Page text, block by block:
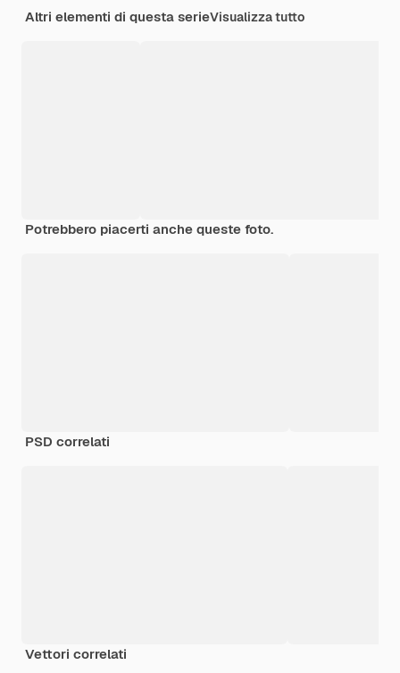
Altri elementi di questa serieVisualizza tutto
Potrebbero piacerti anche queste foto.
PSD correlati
Vettori correlati